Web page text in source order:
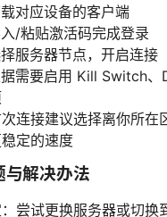
对应设备的客户端
/粘贴激活码完成登录
服务器节点，开启连接
需要启用 Kill Switch、
连接建议选择离你所在
定的速度
解决办法
尝试更换服务器或切换